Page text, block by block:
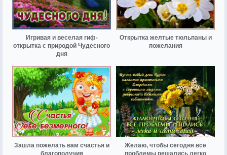
Игривая и веселая гиф-
открытка с природой Чудесного
дня
Открытка желтые тюльпаны и
пожелания
Зашла пожелать вам счастья и
благополучия
Желаю, чтобы сегодня все
проблемы решались легко